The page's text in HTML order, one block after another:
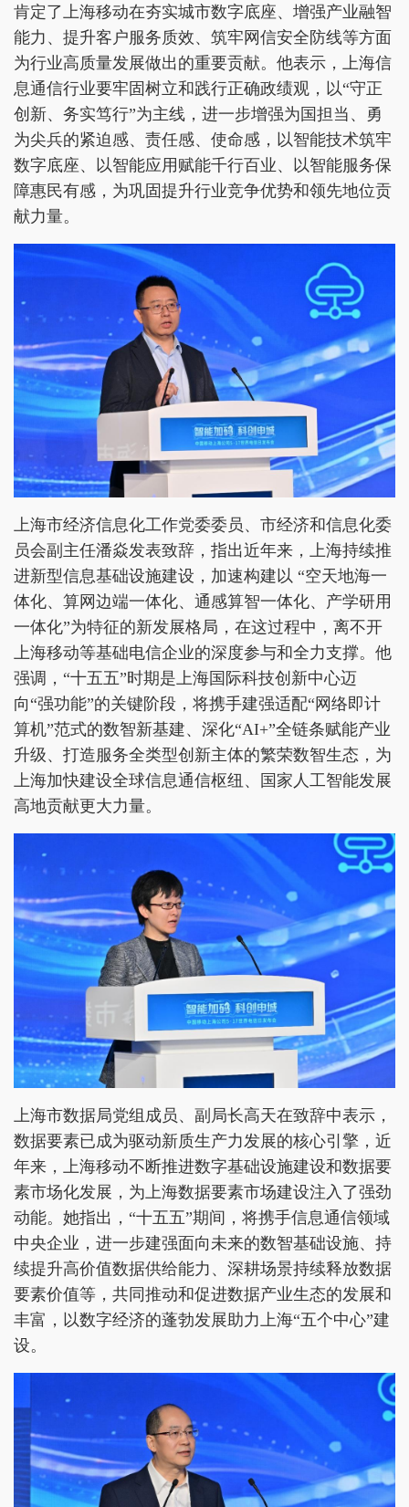
肯定了上海移动在夯实城市数字底座、增强产业融智
能力、提升客户服务质效、筑牢网信安全防线等方面
为行业高质量发展做出的重要贡献。他表示，上海信
息通信行业要牢固树立和践行正确政绩观，以“守正
创新、务实笃行”为主线，进一步增强为国担当、勇
为尖兵的紧迫感、责任感、使命感，以智能技术筑牢
数字底座、以智能应用赋能千行百业、以智能服务保
障惠民有感，为巩固提升行业竞争优势和领先地位贡
献力量。
上海市经济信息化工作党委委员、市经济和信息化委
员会副主任潘焱发表致辞，指出近年来，上海持续推
进新型信息基础设施建设，加速构建以 “空天地海一
体化、算网边端一体化、通感算智一体化、产学研用
一体化”为特征的新发展格局，在这过程中，离不开
上海移动等基础电信企业的深度参与和全力支撑。他
强调，“十五五”时期是上海国际科技创新中心迈
向“强功能”的关键阶段，将携手建强适配“网络即计
算机”范式的数智新基建、深化“AI+”全链条赋能产业
升级、打造服务全类型创新主体的繁荣数智生态，为
上海加快建设全球信息通信枢纽、国家人工智能发展
高地贡献更大力量。
上海市数据局党组成员、副局长高天在致辞中表示，
数据要素已成为驱动新质生产力发展的核心引擎，近
年来，上海移动不断推进数字基础设施建设和数据要
素市场化发展，为上海数据要素市场建设注入了强劲
动能。她指出，“十五五”期间，将携手信息通信领域
中央企业，进一步建强面向未来的数智基础设施、持
续提升高价值数据供给能力、深耕场景持续释放数据
要素价值等，共同推动和促进数据产业生态的发展和
丰富，以数字经济的蓬勃发展助力上海“五个中心”建
设。